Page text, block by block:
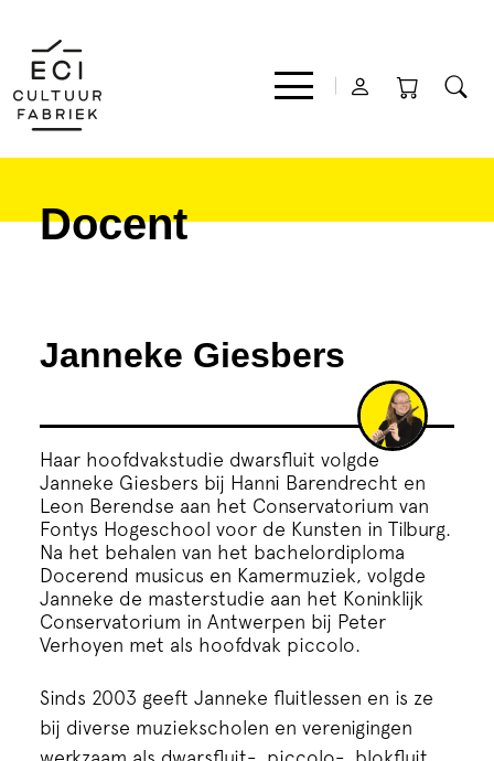
Film
Theater
Expo
Cursus
Onderwijs
ECI Cultuurcafé
Over ons
Docent
Janneke Giesbers
Haar hoofdvakstudie dwarsfluit volgde
Janneke Giesbers bij Hanni Barendrecht en
Leon Berendse aan het Conservatorium van
Fontys Hogeschool voor de Kunsten in Tilburg.
Na het behalen van het bachelordiploma
Docerend musicus en Kamermuziek, volgde
Janneke de masterstudie aan het Koninklijk
Conservatorium in Antwerpen bij Peter
Verhoyen met als hoofdvak piccolo.
Sinds 2003 geeft Janneke fluitlessen en is ze
bij diverse muziekscholen en verenigingen